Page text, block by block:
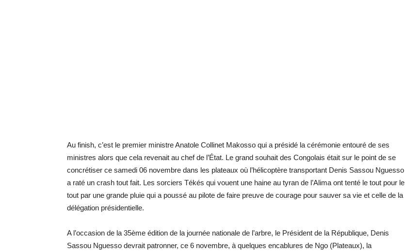
Au finish, c’est le premier ministre Anatole Collinet Makosso qui a présidé la cérémonie entouré de ses
ministres alors que cela revenait au chef de l’État. Le grand souhait des Congolais était sur le point de se
concrétiser ce samedi 06 novembre dans les plateaux où l’hélicoptère transportant Denis Sassou Nguesso
a raté un crash tout fait. Les sorciers Tékés qui vouent une haine au tyran de l’Alima ont tenté le tout pour le
tout par une grande pluie qui a poussé au pilote de faire preuve de courage pour sauver sa vie et celle de la
délégation présidentielle.
A l’occasion de la 35ème édition de la journée nationale de l’arbre, le Président de la République, Denis
Sassou Nguesso devrait patronner, ce 6 novembre, à quelques encablures de Ngo (Plateaux), la